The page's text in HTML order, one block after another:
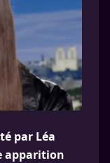
par Léa
apparition